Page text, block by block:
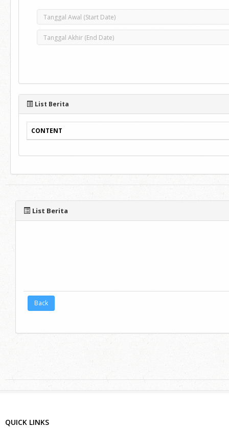
List Berita
CONTENT
List Berita
Back
QUICK LINKS